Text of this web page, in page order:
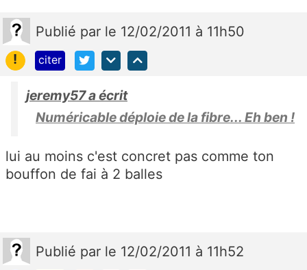
Publié par le 12/02/2011 à 11h50
!
citer
jeremy57 a écrit
Numéricable déploie de la fibre... Eh ben !
lui au moins c'est concret pas comme ton
bouffon de fai à 2 balles
Publié par le 12/02/2011 à 11h52